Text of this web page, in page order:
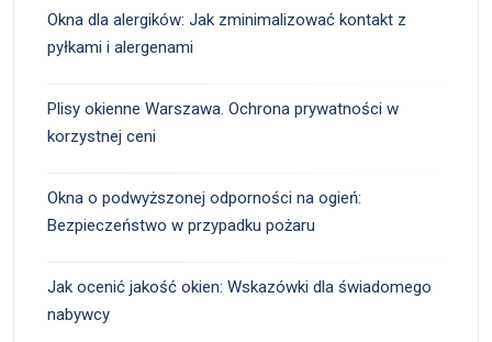
Okna dla alergików: Jak zminimalizować kontakt z
pyłkami i alergenami
Plisy okienne Warszawa. Ochrona prywatności w
korzystnej ceni
Okna o podwyższonej odporności na ogień:
Bezpieczeństwo w przypadku pożaru
Jak ocenić jakość okien: Wskazówki dla świadomego
nabywcy